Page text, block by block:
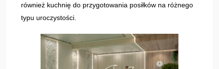
również kuchnię do przygotowania posiłków na różnego
typu uroczystości.